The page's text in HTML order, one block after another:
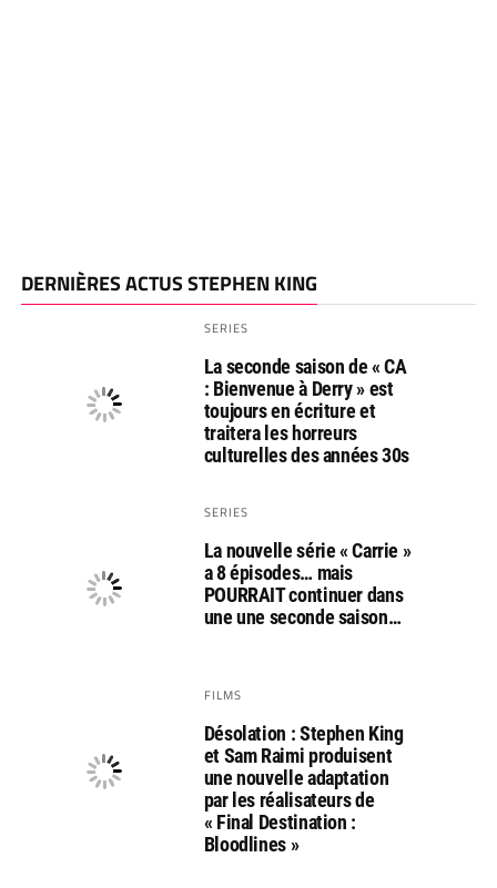
DERNIÈRES ACTUS STEPHEN KING
SERIES
La seconde saison de « CA
: Bienvenue à Derry » est
toujours en écriture et
traitera les horreurs
culturelles des années 30s
SERIES
La nouvelle série « Carrie »
a 8 épisodes… mais
POURRAIT continuer dans
une une seconde saison…
FILMS
Désolation : Stephen King
et Sam Raimi produisent
une nouvelle adaptation
par les réalisateurs de
« Final Destination :
Bloodlines »